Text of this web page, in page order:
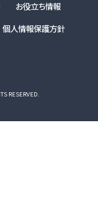
とができるものとし
お役立ち情報
個人情報保護方針
RESERVED.